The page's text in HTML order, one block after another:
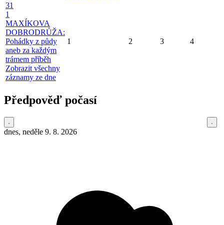
31
1
MAXÍKOVA
DOBRODRŮŽA:
Pohádky z půdy
aneb za každým
trámem příběh
Zobrazit všechny
záznamy ze dne
1 2 3 4
Předpověď počasí
dnes, neděle 9. 8. 2026